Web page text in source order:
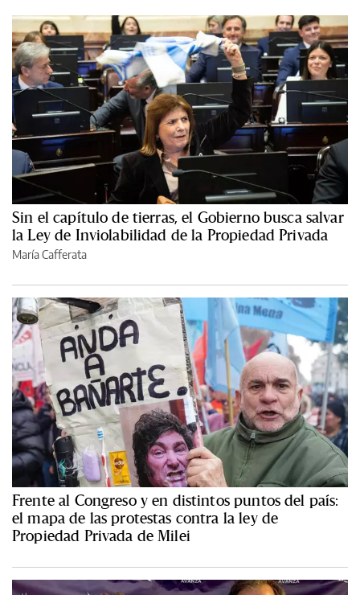
Sin el capítulo de tierras, el Gobierno busca salvar
la Ley de Inviolabilidad de la Propiedad Privada
María Cafferata
Frente al Congreso y en distintos puntos del país:
el mapa de las protestas contra la ley de
Propiedad Privada de Milei